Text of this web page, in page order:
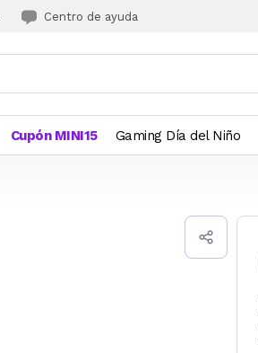
Centro de ayuda
Cupón MINI15 Gaming Día del Niño